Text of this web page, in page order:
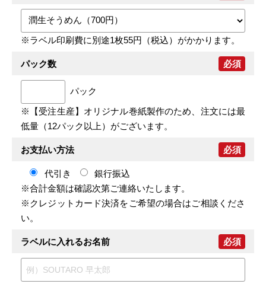
※ラベル印刷費に別途1枚55円（税込）がかかります。
パック数 必須
パック
※【受注生産】オリジナル巻紙製作のため、注文には最
低量（12パック以上）がございます。
お支払い方法 必須
代引き
銀行振込
※合計金額は確認次第ご連絡いたします。
※クレジットカード決済をご希望の場合はご相談くださ
い。
ラベルに入れるお名前 必須